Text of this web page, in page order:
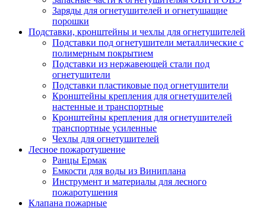
Заряды для огнетушителей и огнетушащие
порошки
Подставки, кронштейны и чехлы для огнетушителей
Подставки под огнетушители металлические с
полимерным покрытием
Подставки из нержавеющей стали под
огнетушители
Подставки пластиковые под огнетушители
Кронштейны крепления для огнетушителей
настенные и транспортные
Кронштейны крепления для огнетушителей
транспортные усиленные
Чехлы для огнетушителей
Лесное пожаротушение
Ранцы Ермак
Емкости для воды из Виниплана
Инструмент и материалы для лесного
пожаротушения
Клапана пожарные